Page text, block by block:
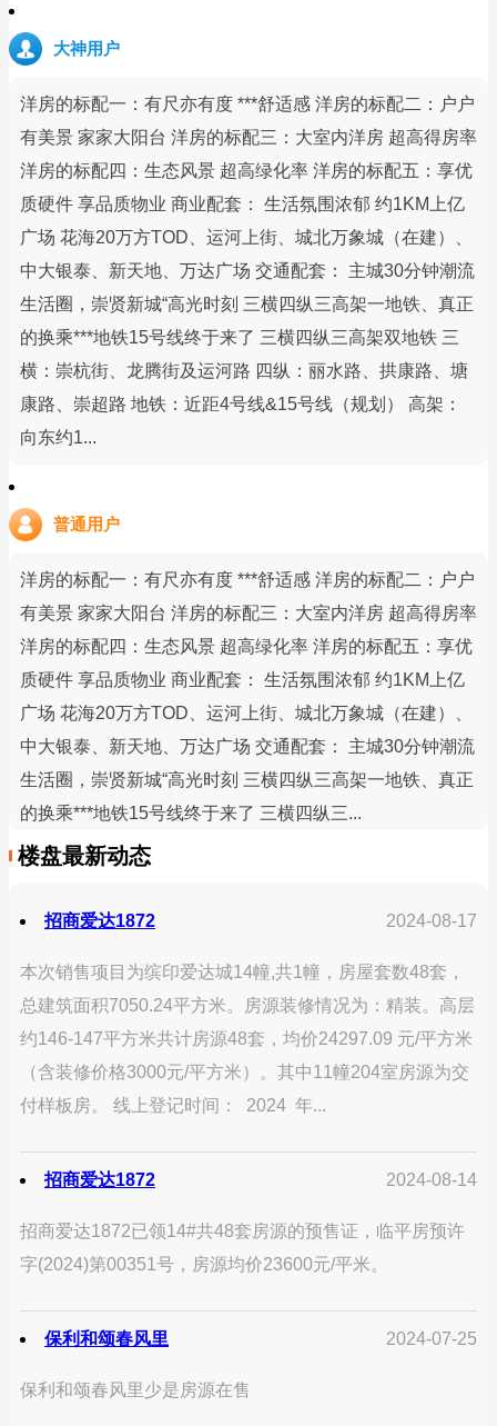
大神用户
洋房的标配一：有尺亦有度 ***舒适感 洋房的标配二：户户
有美景 家家大阳台 洋房的标配三：大室内洋房 超高得房率
洋房的标配四：生态风景 超高绿化率 洋房的标配五：享优
质硬件 享品质物业 商业配套： 生活氛围浓郁 约1KM上亿
广场 花海20万方TOD、运河上街、城北万象城（在建）、
中大银泰、新天地、万达广场 交通配套： 主城30分钟潮流
生活圈，崇贤新城“高光时刻 三横四纵三高架一地铁、真正
的换乘***地铁15号线终于来了 三横四纵三高架双地铁 三
横：崇杭街、龙腾街及运河路 四纵：丽水路、拱康路、塘
康路、崇超路 地铁：近距4号线&15号线（规划） 高架：
向东约1...
普通用户
洋房的标配一：有尺亦有度 ***舒适感 洋房的标配二：户户
有美景 家家大阳台 洋房的标配三：大室内洋房 超高得房率
洋房的标配四：生态风景 超高绿化率 洋房的标配五：享优
质硬件 享品质物业 商业配套： 生活氛围浓郁 约1KM上亿
广场 花海20万方TOD、运河上街、城北万象城（在建）、
中大银泰、新天地、万达广场 交通配套： 主城30分钟潮流
生活圈，崇贤新城“高光时刻 三横四纵三高架一地铁、真正
的换乘***地铁15号线终于来了 三横四纵三...
楼盘最新动态
招商爱达1872 2024-08-17
本次销售项目为缤印爱达城14幢,共1幢，房屋套数48套，
总建筑面积7050.24平方米。房源装修情况为：精装。高层
约146-147平方米共计房源48套，均价24297.09 元/平方米
（含装修价格3000元/平方米）。其中11幢204室房源为交
付样板房。 线上登记时间： 2024 年...
招商爱达1872 2024-08-14
招商爱达1872已领14#共48套房源的预售证，临平房预许
字(2024)第00351号，房源均价23600元/平米。
保利和颂春风里 2024-07-25
保利和颂春风里少是房源在售